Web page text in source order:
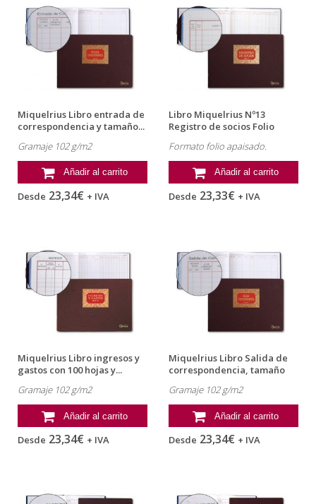
Miquelrius Libro entrada de
correspondencia y tamaño...
Gramaje 102 g/m2
Añadir al carrito
Desde 23,34€ + IVA
Libro Miquelrius Nº13
Registro de socios Folio
Formato folio apaisado.
Añadir al carrito
Desde 23,33€ + IVA
Miquelrius Libro ingresos y
gastos con 100 hojas y...
Gramaje 102 g/m2
Añadir al carrito
Desde 23,34€ + IVA
Miquelrius Libro Salida de
correspondencia, tamaño
Gramaje 102 g/m2
Añadir al carrito
Desde 23,34€ + IVA